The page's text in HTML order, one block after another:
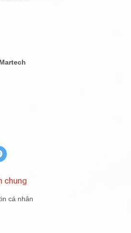
chung
cá nhân